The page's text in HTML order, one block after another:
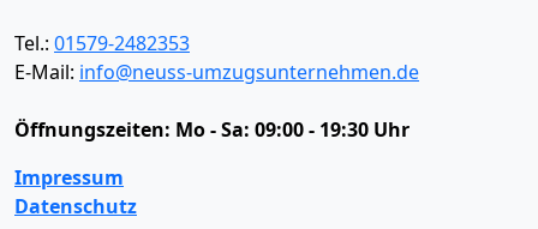
Tel.: 01579-2482353
E-Mail: info@neuss-umzugsunternehmen.de
Öffnungszeiten: Mo - Sa: 09:00 - 19:30 Uhr
Impressum
Datenschutz